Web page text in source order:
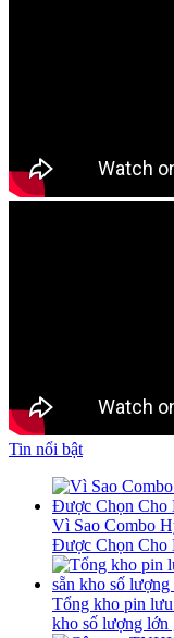
Tin nổi bật
Vì Sao Combo
Được Chọn Cho
Tổng kho pin
kho số lượng lớn